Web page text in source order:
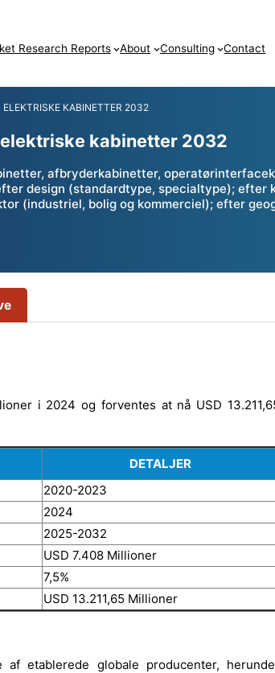
Research Reports About Consulting Contact
KABINETTER 2032
kabinetter 2032
afbryderkabinetter,
design (standardtype, specialtype);
(industriel, bolig og kommerciel); efter
i 2024 og forventes at nå USD
DETALJER
2020-2023
2024
2025-2032
USD 7.408 Millioner
7,5%
USD 13.211,65 Millioner
etablerede globale producenter,